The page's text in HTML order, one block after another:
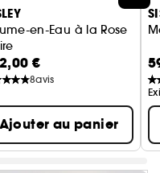
en-Eau à la Rose
Programme
€
8avis
Ajouter au panier